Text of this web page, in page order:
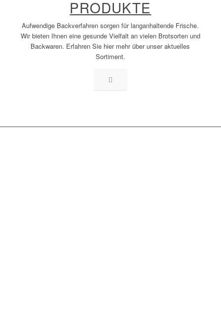
PRODUKTE
Aufwendige Backverfahren sorgen für langanhaltende Frische.
Wir bieten Ihnen eine gesunde Vielfalt an vielen Brotsorten und
Backwaren. Erfahren Sie hier mehr über unser aktuelles
Sortiment.